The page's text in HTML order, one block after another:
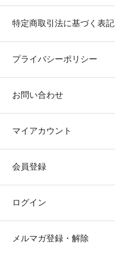
特定商取引法に基づく表記
プライバシーポリシー
お問い合わせ
マイアカウント
会員登録
ログイン
メルマガ登録・解除